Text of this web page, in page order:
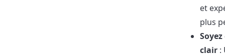
et
plus
clair :